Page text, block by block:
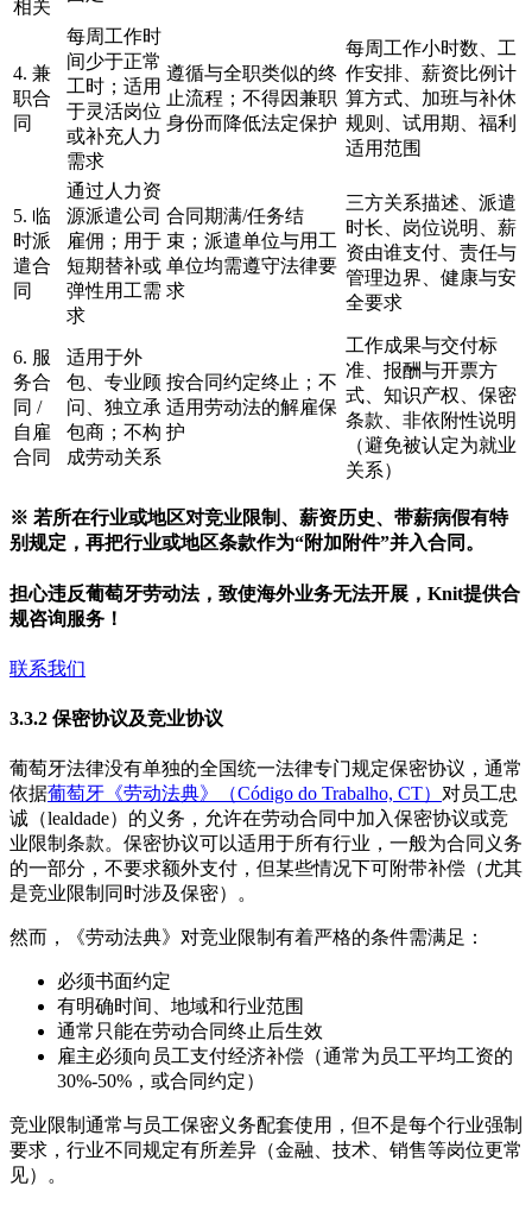
相关
4. 兼
职合
同
每周工作时
间少于正常
工时；适用
于灵活岗位
或补充人力
需求
遵循与全职类似的终
止流程；不得因兼职
身份而降低法定保护
每周工作小时数、工
作安排、薪资比例计
算方式、加班与补休
规则、试用期、福利
适用范围
5. 临
时派
遣合
同
通过人力资
源派遣公司
雇佣；用于
短期替补或
弹性用工需
求
合同期满/任务结
束；派遣单位与用工
单位均需遵守法律要
求
三方关系描述、派遣
时长、岗位说明、薪
资由谁支付、责任与
管理边界、健康与安
全要求
6. 服
务合
同 /
自雇
合同
适用于外
包、专业顾
问、独立承
包商；不构
成劳动关系
按合同约定终止；不
适用劳动法的解雇保
护
工作成果与交付标
准、报酬与开票方
式、知识产权、保密
条款、非依附性说明
（避免被认定为就业
关系）
※ 若所在行业或地区对竞业限制、薪资历史、带薪病假有特
别规定，再把行业或地区条款作为“附加附件”并入合同。
担心违反葡萄牙劳动法，致使海外业务无法开展，Knit提供合
规咨询服务！
联系我们
3.3.2 保密协议及竞业协议
葡萄牙法律没有单独的全国统一法律专门规定保密协议，通常
依据葡萄牙《劳动法典》（Código do Trabalho, CT） 对员工忠
诚（lealdade）的义务，允许在劳动合同中加入保密协议或竞
业限制条款。保密协议可以适用于所有行业，一般为合同义务
的一部分，不要求额外支付，但某些情况下可附带补偿（尤其
是竞业限制同时涉及保密）。
然而，《劳动法典》对竞业限制有着严格的条件需满足：
必须书面约定
有明确时间、地域和行业范围
通常只能在劳动合同终止后生效
雇主必须向员工支付经济补偿（通常为员工平均工资的
30%-50%，或合同约定）
竞业限制通常与员工保密义务配套使用，但不是每个行业强制
要求，行业不同规定有所差异（金融、技术、销售等岗位更常
见）。